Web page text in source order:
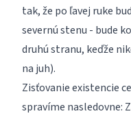
tak, že po ľavej ruke
severnú stenu - bude
druhú stranu, keďže
na juh).
Zisťovanie existencie
spravíme nasledovne: